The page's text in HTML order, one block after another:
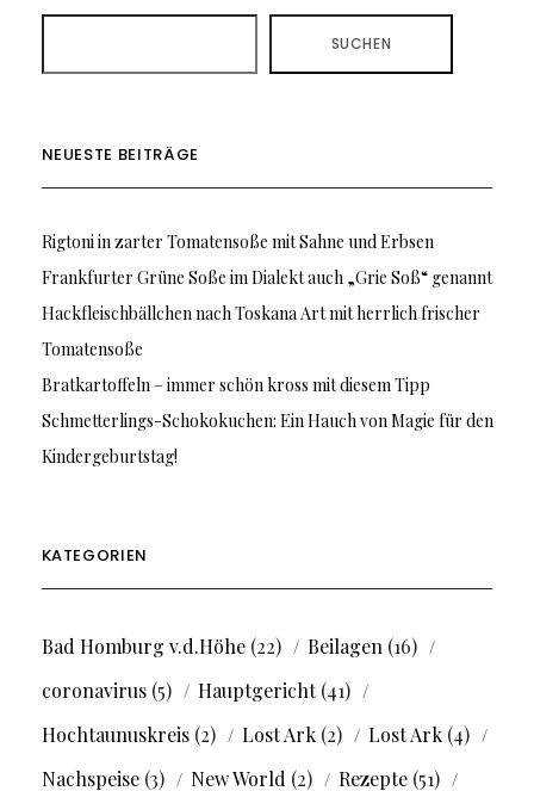
SUCHEN
NEUESTE BEITRÄGE
Rigtoni in zarter Tomatensoße mit Sahne und Erbsen
Frankfurter Grüne Soße im Dialekt auch „Grie Soß“ genannt
Hackfleischbällchen nach Toskana Art mit herrlich frischer
Tomatensoße
Bratkartoffeln – immer schön kross mit diesem Tipp
Schmetterlings-Schokokuchen: Ein Hauch von Magie für den
Kindergeburtstag!
KATEGORIEN
Bad Homburg v.d.Höhe(22) Beilagen (16)
coronavirus(5) Hauptgericht(41)
Hochtaunuskreis(2) Lost Ark(2) Lost Ark(4)
Nachspeise(3) New World (2) Rezepte(51)